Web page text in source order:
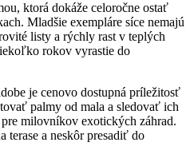
ktorá dokáže celoročne ostať
Mladšie exempláre síce nemajú
listy a rýchly rast v teplých
rokov vyrastie do
je cenovo dostupná príležitosť
palmy od mala a sledovať ich
milovníkov exotických záhrad.
terase a neskôr presadiť do